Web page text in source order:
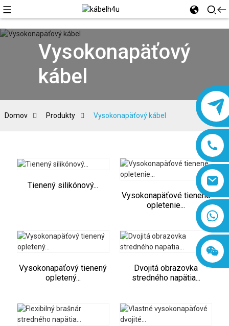
8618019377761
Vysokonapäťový
kábel
Domov Produkty Vysokonapäťový kábel
Tienený silikónový...
Vysokonapäťové tienené
opletenie...
Vysokonapäťový tienený
opletený...
Dvojitá obrazovka
stredného napätia...